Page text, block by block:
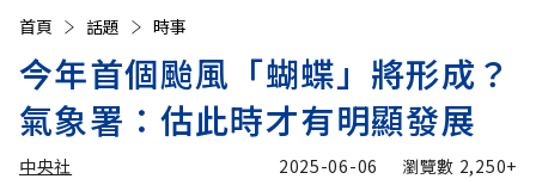
首頁 話題 時事
今年首個颱風「蝴蝶」將形成？
氣象署：估此時才有明顯發展
中央社 2025-06-06 瀏覽數 2,250+